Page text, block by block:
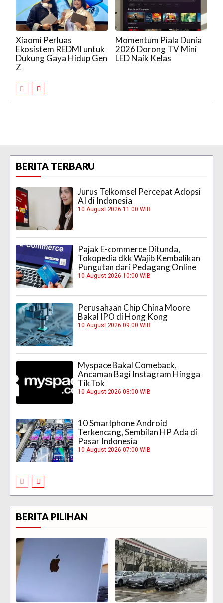
Xiaomi Perluas
Ekosistem REDMI untuk
Dukung Gaya Hidup Gen
Z
Momentum Piala Dunia
2026 Dorong TV Mini
LED Naik Kelas
BERITA TERBARU
Jurus Telkomsel Percepat Adopsi
AI di Indonesia
10 August 2026 11:00 WIB
Pajak E-commerce Ditunda,
Tokopedia dkk Wajib Kembalikan
Pungutan dari Pedagang Online
10 August 2026 10:00 WIB
Perusahaan Chip China Moore
Bakal IPO di Hong Kong
10 August 2026 09:00 WIB
Myspace Bakal Comeback,
Ancaman Bagi Instagram Hingga
TikTok
10 August 2026 08:00 WIB
10 Smartphone Android
Terkencang, Sembilan HP Ada di
Pasar Indonesia
10 August 2026 07:00 WIB
BERITA PILIHAN